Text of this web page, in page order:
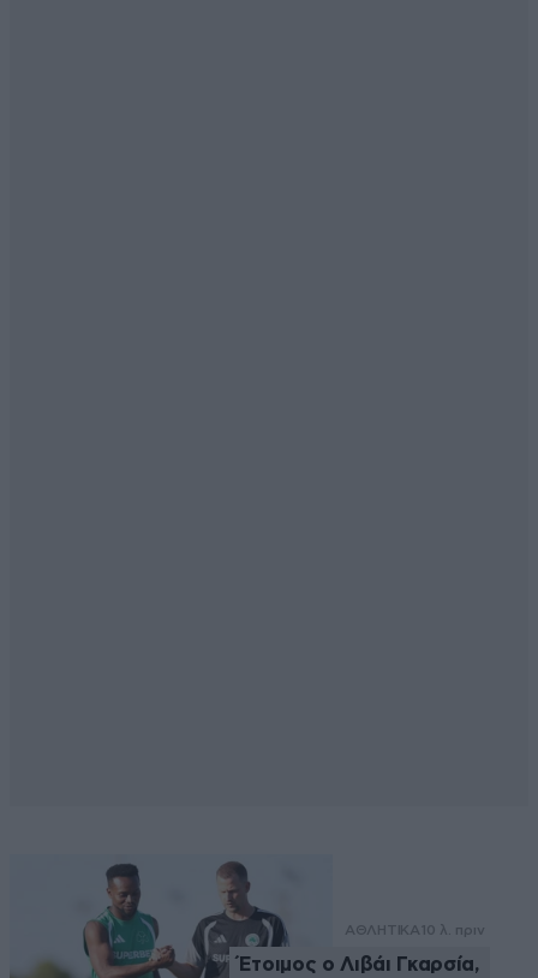
ΑΘΛΗΤΙΚΑ 10 λ. πριν
Έτοιμος ο Λιβάι Γκαρσία,